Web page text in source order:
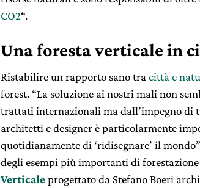
CO2“.
Una foresta verticale in
Ristabilire un rapporto sano tra città e
forest. “La soluzione ai nostri mali non
trattati internazionali ma dall’impegno di
architetti e designer è particolarmente
quotidianamente di ‘ridisegnare’ il
degli esempi più importanti di
Verticaleprogettato da Stefano Boeri